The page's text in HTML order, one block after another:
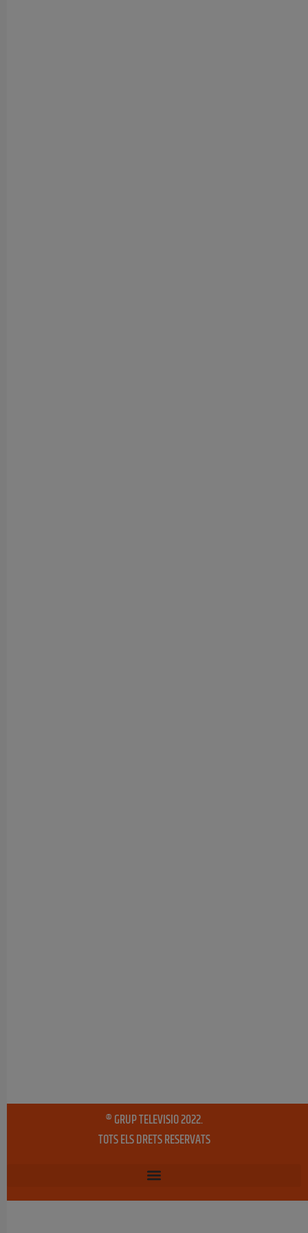
® GRUP TELEVISIO 2022.
TOTS ELS DRETS RESERVATS